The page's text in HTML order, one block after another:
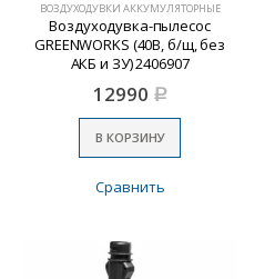
ВОЗДУХОДУВКИ АККУМУЛЯТОРНЫЕ
Воздуходувка-пылесос
GREENWORKS (40В, б/щ, без
АКБ и ЗУ) 2406907
12990 Р
В КОРЗИНУ
Сравнить